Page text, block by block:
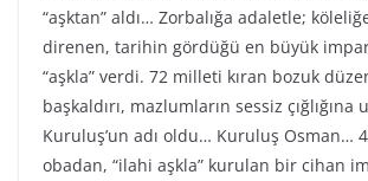
“aşktan” aldı… Zorbalığa adaletle;
direnen, tarihin gördüğü en büyük
“aşkla” verdi. 72 milleti kıran bozuk
başkaldırı, mazlumların sessiz çığlığına
Kuruluş’un adı oldu… Kuruluş Osman…
obadan, “ilahi aşkla” kurulan bir cihan